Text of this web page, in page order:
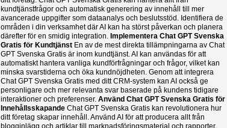
kundtjänstfrågor och automatisk generering av innehåll till mer
avancerade uppgifter som dataanalys och beslutsstöd. Identifiera de
områden i din verksamhet där AI kan ha störst påverkan och planera
därefter för en smidig integration. Implementera Chat GPT Svenska
Gratis för KundtjänstEn av de mest direkta tillämpningarna av Chat
GPT Svenska Gratis är inom kundtjänst. AI kan användas för att
automatiskt hantera vanliga kundförfrågningar och frågor, vilket kan
minska svarstiderna och öka kundnöjdheten. Genom att integrera
Chat GPT Svenska Gratis med ditt CRM-system kan AI också ge
personligare och mer relevanta svar baserade på kundens tidigare
interaktioner och preferenser. Använd Chat GPT Svenska Gratis för
InnehållsskapandeChat GPT Svenska Gratis kan revolutionera hur
ditt företag skapar innehåll. Använd AI för att producera allt från
blogginlägg och artiklar till marknadsföringsmaterial och rapporter.